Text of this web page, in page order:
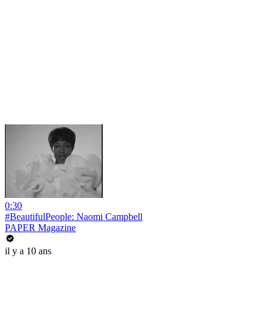
0:30
#BeautifulPeople: Naomi Campbell
PAPER Magazine
il y a 10 ans